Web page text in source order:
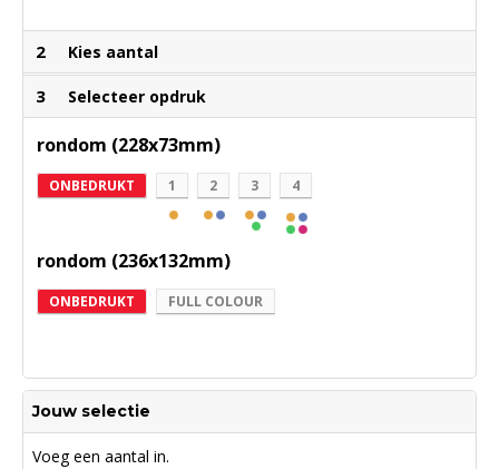
2 Kies aantal
3 Selecteer opdruk
rondom (228x73mm)
ONBEDRUKT 1 2 3 4
rondom (236x132mm)
ONBEDRUKT FULL COLOUR
Jouw selectie
Voeg een aantal in.